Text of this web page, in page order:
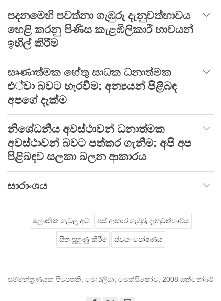
පදනමෙහි පවත්නා ගැඹුරු දැනුවත්භාවය
හෙළි කරනු පිණිස කැළඹිලිකාරී භාවයන්
ඉහිල් කිරීම
සෘණාත්මක හේතු සාධක ධනාත්මක
එ්වා බවට හැරවීම: අන්‍යයන් පිළිබඳ
අපගේ දැක්ම
නිශේධනීය අවස්ථාවන් ධනාත්මක
අවස්ථාවන් බවට පත්කර ගැනීම: අපි අප
පිළිබඳව සලකා බලන ආකාරය
සාරාංශය
ලෞකික ගැටලු අට පස් ආකාර ගැඹුරු දැනුවත්භාවය
සිත පුහුණු කිරීම ස්වයං පෝෂණය
සම්මන්ත්‍රණයක පිටපතකි, මොරලියා, මෙක්සිකෝව, 2008 ඔක්තෝබර්